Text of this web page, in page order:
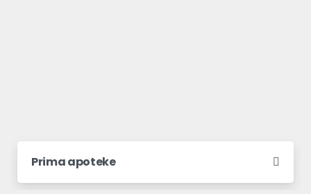
Prima apoteke